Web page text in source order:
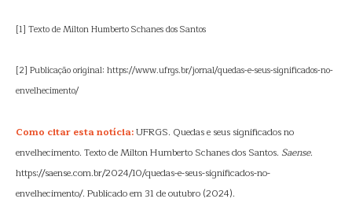
[1] Texto de Milton Humberto Schanes dos Santos
[2] Publicação original: https://www.ufrgs.br/jornal/quedas-e-seus-significados-no-
envelhecimento/
Como citar esta notícia:UFRGS. Quedas e seus significados no
envelhecimento. Texto de Milton Humberto Schanes dos Santos. Saense.
https://saense.com.br/2024/10/quedas-e-seus-significados-no-
envelhecimento/. Publicado em 31 de outubro (2024).